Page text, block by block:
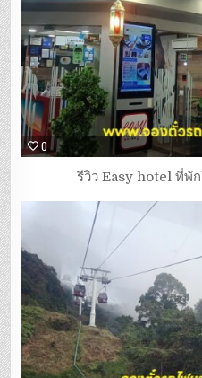
0
รีวิว Easy hotel ที่พั